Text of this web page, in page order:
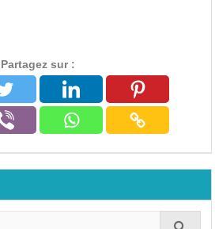
Partagez sur :